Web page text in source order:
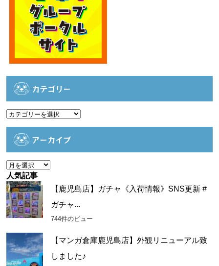
カテゴリー
カ
アーカイブ
ア
ー
カ
イ
ブ
人気記事
【鹿児島店】ガチャ《入荷情報》SNS更新 #
ガチャ...
744件のビュー
【マンガ倉庫鹿児島店】外観リニューアル致
しました♪